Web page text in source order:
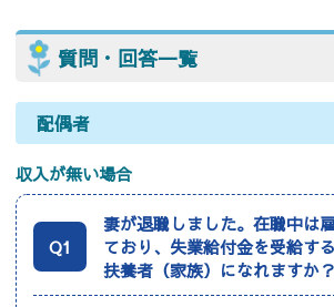
質問・回答一覧
配偶者
収入が無い場合
Q1
妻が退職しました。在職中は
ており、失業給付金を受給す
扶養者（家族）になれますか？